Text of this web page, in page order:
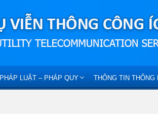
PHÁP LUẬT – PHÁP QUY THÔNG TIN THỐNG